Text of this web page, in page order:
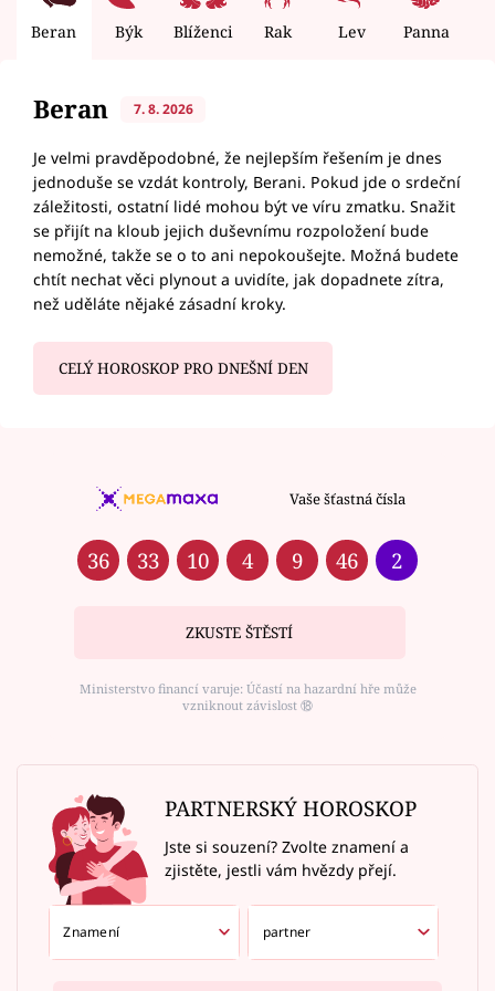
Beran Býk Blíženci Rak Lev Panna
Beran 7. 8. 2026
Je velmi pravděpodobné, že nejlepším řešením je dnes
jednoduše se vzdát kontroly, Berani. Pokud jde o srdeční
záležitosti, ostatní lidé mohou být ve víru zmatku. Snažit
se přijít na kloub jejich duševnímu rozpoložení bude
nemožné, takže se o to ani nepokoušejte. Možná budete
chtít nechat věci plynout a uvidíte, jak dopadnete zítra,
než uděláte nějaké zásadní kroky.
CELÝ HOROSKOP PRO DNEŠNÍ DEN
Vaše šťastná čísla
36 33 10 4 9 46 2
ZKUSTE ŠTĚSTÍ
Ministerstvo financí varuje: Účastí na hazardní hře může
vzniknout závislost ⑱
PARTNERSKÝ HOROSKOP
Jste si souzení? Zvolte znamení a
zjistěte, jestli vám hvězdy přejí.